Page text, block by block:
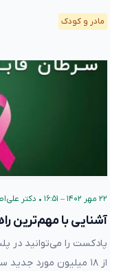
مادر و کودک
۲۲ مهر ۱۴۰۲ – ۱۶:۵۱ • دکتر
آشنایی با مهم‌ترین
پادکست را می‌توانید در
از ۱۸ میلیون مورد